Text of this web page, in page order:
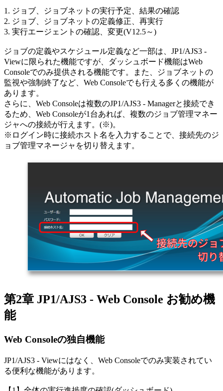
1. ジョブ、ジョブネットの実行予定、結果の確認
2. ジョブ、ジョブネットの定義修正、再実行
3. 実行エージェントの確認、変更(V12.5～)
ジョブの定義やスケジュール定義など一部は、JP1/AJS3 -
Viewに限られた機能ですが、ダッシュボード機能はWeb
Consoleでのみ提供される機能です。また、ジョブネットの
監視や強制終了など、Web Consoleでも行える多くの機能が
あります。
さらに、Web Consoleは複数のJP1/AJS3 - Managerと接続でき
るため、Web Consoleが1台あれば、複数のジョブ管理マネー
ジャへの接続が行えます。(※)。
※ログイン時に接続ホスト名を入力することで、接続先のジ
ョブ管理マネージャを切り替えます。
第2章 JP1/AJS3 - Web Console お勧め機
能
Web Consoleの独自機能
JP1/AJS3 - Viewにはなく、Web Consoleでのみ実装されてい
る便利な機能があります。